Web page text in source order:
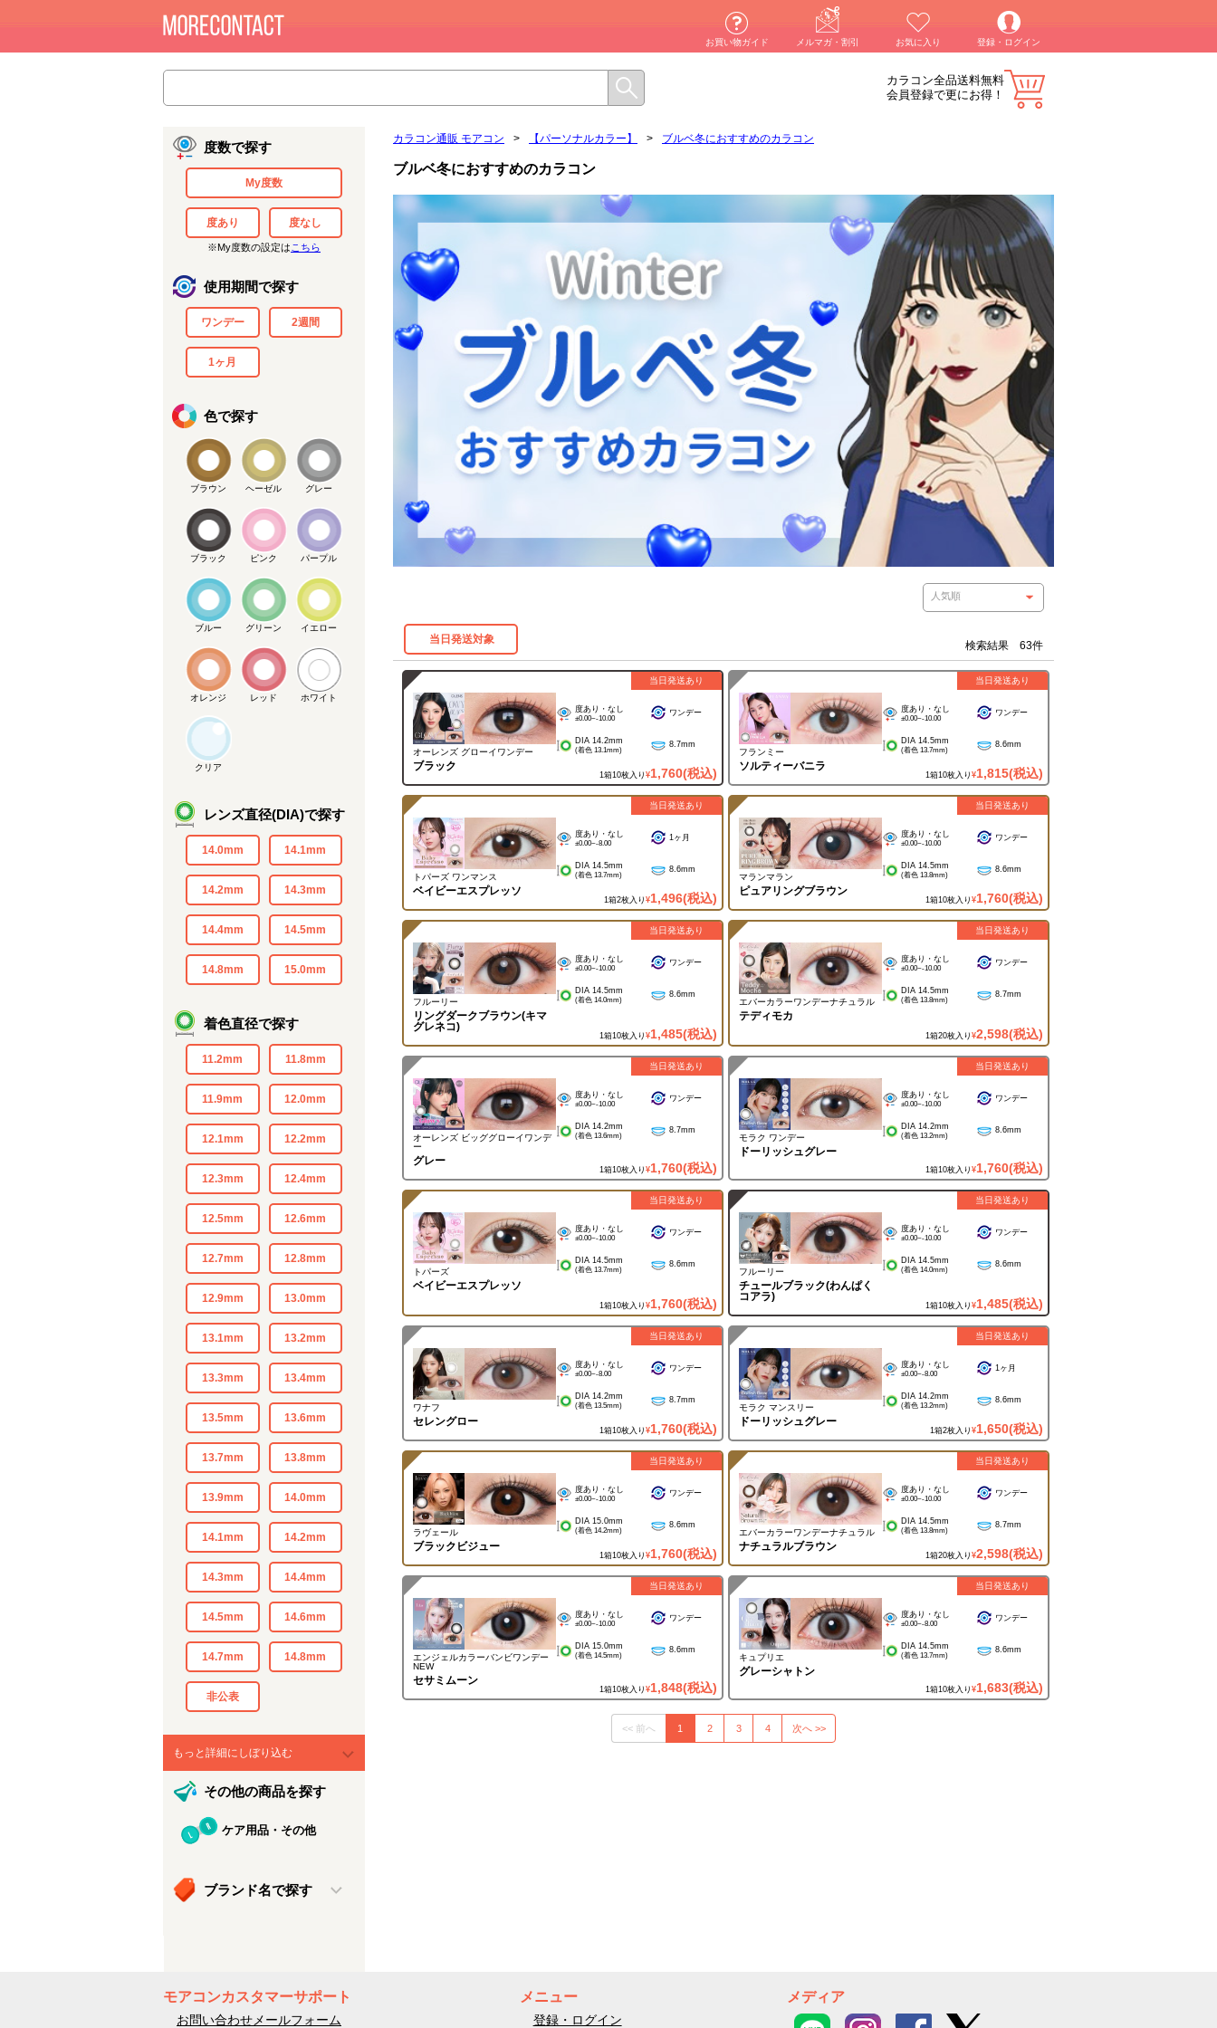
お買い物ガイド メルマガ・割引 お気に入り 登録・ログイン
カラコン全品送料無料
会員登録で更にお得！
度数で探す
My度数
度あり 度なし
※My度数の設定は こちら
使用期間で探す
ワンデー 2週間
1ヶ月
色で探す
ブラウン ヘーゼル グレー
ブラック ピンク パープル
ブルー グリーン イエロー
オレンジ レッド ホワイト
クリア
レンズ直径(DIA)で探す
14.0mm 14.1mm
14.2mm 14.3mm
14.4mm 14.5mm
14.8mm 15.0mm
着色直径で探す
11.2mm 11.8mm
11.9mm 12.0mm
12.1mm 12.2mm
12.3mm 12.4mm
12.5mm 12.6mm
12.7mm 12.8mm
12.9mm 13.0mm
13.1mm 13.2mm
13.3mm 13.4mm
13.5mm 13.6mm
13.7mm 13.8mm
13.9mm 14.0mm
14.1mm 14.2mm
14.3mm 14.4mm
14.5mm 14.6mm
14.7mm 14.8mm
非公表
もっと詳細にしぼり込む
その他の商品を探す
ケア用品・その他
ブランド名で探す
カラコン通販 モアコン > 【パーソナルカラー】 > ブルベ冬におすすめのカラコン
ブルベ冬におすすめのカラコン
当日発送対象 検索結果 63件
オーレンズ グローイワンデー
ブラック
度あり・なし
±0.00~-10.00
ワンデー
DIA 14.2mm
(着色 13.1mm)
8.7mm
1箱10枚入り ¥1,760(税込)
当日発送あり
フランミー
ソルティーバニラ
度あり・なし
±0.00~-10.00
ワンデー
DIA 14.5mm
(着色 13.7mm)
8.6mm
1箱10枚入り ¥1,815(税込)
当日発送あり
トパーズ ワンマンス
ベイビーエスプレッソ
度あり・なし
±0.00~-8.00
1ヶ月
DIA 14.5mm
(着色 13.7mm)
8.6mm
1箱2枚入り ¥1,496(税込)
当日発送あり
マランマラン
ピュアリングブラウン
度あり・なし
±0.00~-10.00
ワンデー
DIA 14.5mm
(着色 13.8mm)
8.6mm
1箱10枚入り ¥1,760(税込)
当日発送あり
フルーリー
リングダークブラウン(キマ
グレネコ)
度あり・なし
±0.00~-10.00
ワンデー
DIA 14.5mm
(着色 14.0mm)
8.6mm
1箱10枚入り ¥1,485(税込)
当日発送あり
エバーカラーワンデーナチュラル
テディモカ
度あり・なし
±0.00~-10.00
ワンデー
DIA 14.5mm
(着色 13.8mm)
8.7mm
1箱20枚入り ¥2,598(税込)
当日発送あり
オーレンズ ビッググローイワンデ
ー
グレー
度あり・なし
±0.00~-10.00
ワンデー
DIA 14.2mm
(着色 13.6mm)
8.7mm
1箱10枚入り ¥1,760(税込)
当日発送あり
モラク ワンデー
ドーリッシュグレー
度あり・なし
±0.00~-10.00
ワンデー
DIA 14.2mm
(着色 13.2mm)
8.6mm
1箱10枚入り ¥1,760(税込)
当日発送あり
トパーズ
ベイビーエスプレッソ
度あり・なし
±0.00~-10.00
ワンデー
DIA 14.5mm
(着色 13.7mm)
8.6mm
1箱10枚入り ¥1,760(税込)
当日発送あり
フルーリー
チュールブラック(わんぱく
コアラ)
度あり・なし
±0.00~-10.00
ワンデー
DIA 14.5mm
(着色 14.0mm)
8.6mm
1箱10枚入り ¥1,485(税込)
当日発送あり
ワナフ
セレングロー
度あり・なし
±0.00~-8.00
ワンデー
DIA 14.2mm
(着色 13.5mm)
8.7mm
1箱10枚入り ¥1,760(税込)
当日発送あり
モラク マンスリー
ドーリッシュグレー
度あり・なし
±0.00~-8.00
1ヶ月
DIA 14.2mm
(着色 13.2mm)
8.6mm
1箱2枚入り ¥1,650(税込)
当日発送あり
ラヴェール
ブラックビジュー
度あり・なし
±0.00~-10.00
ワンデー
DIA 15.0mm
(着色 14.2mm)
8.6mm
1箱10枚入り ¥1,760(税込)
当日発送あり
エバーカラーワンデーナチュラル
ナチュラルブラウン
度あり・なし
±0.00~-10.00
ワンデー
DIA 14.5mm
(着色 13.8mm)
8.7mm
1箱20枚入り ¥2,598(税込)
当日発送あり
エンジェルカラーバンビワンデー
NEW
セサミムーン
度あり・なし
±0.00~-10.00
ワンデー
DIA 15.0mm
(着色 14.5mm)
8.6mm
1箱10枚入り ¥1,848(税込)
当日発送あり
キュプリエ
グレーシャトン
度あり・なし
±0.00~-8.00
ワンデー
DIA 14.5mm
(着色 13.7mm)
8.6mm
1箱10枚入り ¥1,683(税込)
当日発送あり
<< 前へ 1 2 3 4 次へ >>
モアコンカスタマーサポート
お問い合わせメールフォーム
メニュー
登録・ログイン
メディア